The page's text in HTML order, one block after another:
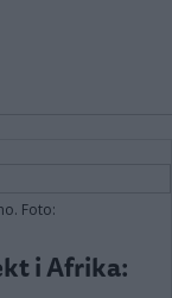
Foto:
i Afrika: